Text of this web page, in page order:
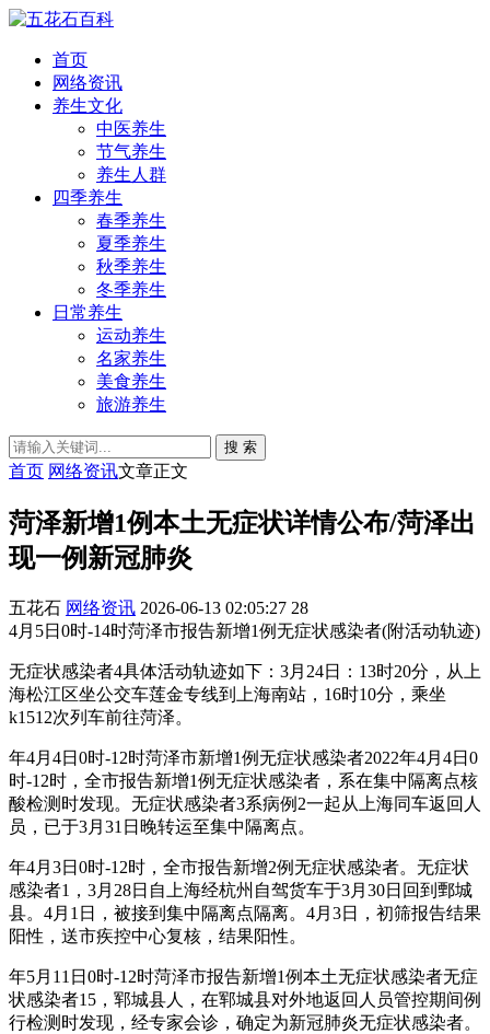
首页
网络资讯
养生文化
中医养生
节气养生
养生人群
四季养生
春季养生
夏季养生
秋季养生
冬季养生
日常养生
运动养生
名家养生
美食养生
旅游养生
搜 索
首页 网络资讯文章正文
菏泽新增1例本土无症状详情公布/菏泽出
现一例新冠肺炎
五花石 网络资讯 2026-06-13 02:05:27 28
4月5日0时-14时菏泽市报告新增1例无症状感染者(附活动轨迹)
无症状感染者4具体活动轨迹如下：3月24日：13时20分，从上
海松江区坐公交车莲金专线到上海南站，16时10分，乘坐
k1512次列车前往菏泽。
年4月4日0时-12时菏泽市新增1例无症状感染者2022年4月4日0
时-12时，全市报告新增1例无症状感染者，系在集中隔离点核
酸检测时发现。无症状感染者3系病例2一起从上海同车返回人
员，已于3月31日晚转运至集中隔离点。
年4月3日0时-12时，全市报告新增2例无症状感染者。无症状
感染者1，3月28日自上海经杭州自驾货车于3月30日回到鄄城
县。4月1日，被接到集中隔离点隔离。4月3日，初筛报告结果
阳性，送市疾控中心复核，结果阳性。
年5月11日0时-12时菏泽市报告新增1例本土无症状感染者无症
状感染者15，郓城县人，在郓城县对外地返回人员管控期间例
行检测时发现，经专家会诊，确定为新冠肺炎无症状感染者。